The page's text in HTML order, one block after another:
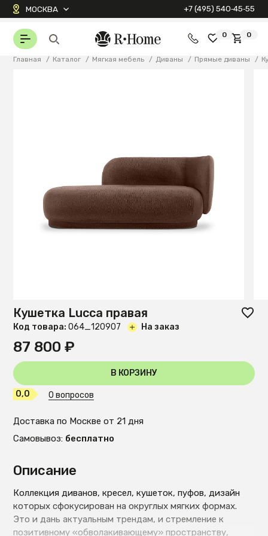
МОСКВА +7 (495) 540‑45‑55
0 0
Главная / Каталог / Мягкая мебель / Диваны / Прямые диваны /
Описание
Коллекция диванов, кресел, кушеток, пуфов, дизайн
которых сфокусирован на округлых мягких формах.
Это и дань актуальным трендам, и стремление к
позитивному «обволакивающему» пространству,
Кушетка Lucca правая
Код товара: O64_120907 На заказ
87 800 ₽
В КОРЗИНУ
0,0 0 вопросов
Доставка по Москве от 21 дня
Самовывоз: бесплатно